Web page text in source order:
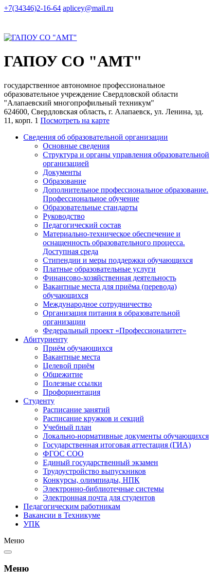
+7(34346)2-16-64 aplicey@mail.ru
ГАПОУ СО "АМТ"
государственное автономное профессиональное
образовательное учреждение Свердловской области
"Алапаевский многопрофильный техникум"
624600, Свердловская область, г. Алапаевск, ул. Ленина, зд.
11, корп. 1 Посмотреть на карте
Сведения об образовательной организации
Основные сведения
Структура и органы управления образовательной
организацией
Документы
Образование
Дополнительное профессиональное образование.
Профессиональное обучение
Образовательные стандарты
Руководство
Педагогический состав
Материально-техническое обеспечение и
оснащенность образовательного процесса.
Доступная среда
Стипендии и меры поддержки обучающихся
Платные образовательные услуги
Финансово-хозяйственная деятельность
Вакантные места для приёма (перевода)
обучающихся
Международное сотрудничество
Организация питания в образовательной
организации
Федеральный проект «Профессионалитет»
Абитуриенту
Приём обучающихся
Вакантные места
Целевой приём
Общежитие
Полезные ссылки
Профориентация
Студенту
Расписание занятий
Расписание кружков и секций
Учебный план
Локально-нормативные документы обучающихся
Государственная итоговая аттестация (ГИА)
ФГОС СОО
Единый государственный экзамен
Трудоустройство выпускников
Конкурсы, олимпиады, НПК
Электронно-библиотечные системы
Электронная почта для студентов
Педагогическим работникам
Вакансии в Техникуме
УПК
Меню
Меню